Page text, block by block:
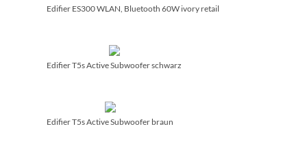
Edifier ES300 WLAN, Bluetooth 60W ivory retail
Edifier T5s Active Subwoofer schwarz
Edifier T5s Active Subwoofer braun